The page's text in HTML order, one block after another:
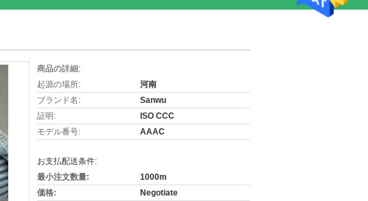
商品の詳細:
起源の場所:
河南
ブランド名:
Sanwu
証明:
ISO CCC
モデル番号:
AAAC
お支払配送条件:
最小注文数量:
1000m
価格:
Negotiate